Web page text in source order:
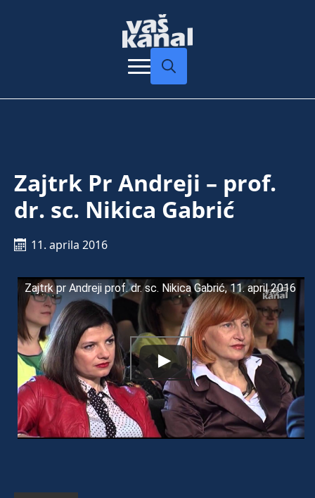
Zajtrk Pr Andreji – prof.
dr. sc. Nikica Gabrić
11. aprila 2016
Zajtrk pr Andreji prof. dr. sc. Nikica Gabrić, 11. april 2016